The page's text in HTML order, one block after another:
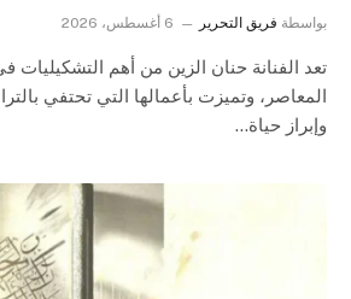
بواسطة فريق التحرير 6 أغسطس، 2026
تعد الفنانة حنان الزين من أهم التشكيليات
المعاصر، وتميزت بأعمالها التي تحتفي
وإبراز حياة…